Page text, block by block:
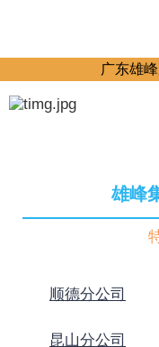
广东雄
雄峰
顺德分公司
昆山分公司